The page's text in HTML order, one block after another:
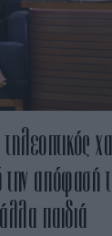
απόφασή
άλλα παιδιά